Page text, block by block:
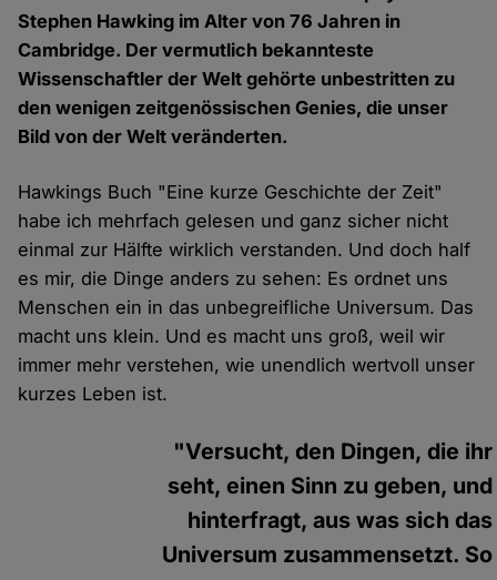
Stephen Hawking im Alter von 76 Jahren in
Cambridge. Der vermutlich bekannteste
Wissenschaftler der Welt gehörte unbestritten zu
den wenigen zeitgenössischen Genies, die unser
Bild von der Welt veränderten.
Hawkings Buch "Eine kurze Geschichte der Zeit"
habe ich mehrfach gelesen und ganz sicher nicht
einmal zur Hälfte wirklich verstanden. Und doch half
es mir, die Dinge anders zu sehen: Es ordnet uns
Menschen ein in das unbegreifliche Universum. Das
macht uns klein. Und es macht uns groß, weil wir
immer mehr verstehen, wie unendlich wertvoll unser
kurzes Leben ist.
"Versucht, den Dingen, die ihr
seht, einen Sinn zu geben, und
hinterfragt, aus was sich das
Universum zusammensetzt. So